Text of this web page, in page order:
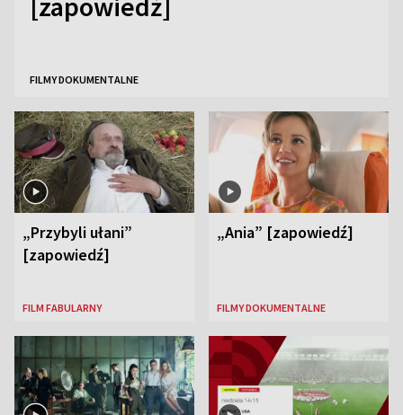
FILMY DOKUMENTALNE
„Przybyli ułani”
[zapowiedź]
FILM FABULARNY
„Ania” [zapowiedź]
FILMY DOKUMENTALNE